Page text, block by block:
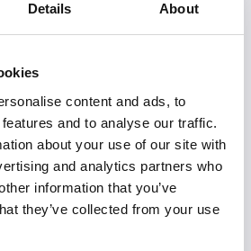
Details About
content and ads, to
and to analyse our traffic.
about your use of our site with
and analytics partners who
information that you’ve
they’ve collected from your use
Försök att få en
eller introduktion genom
utanför boxen och var
Ett videobrev eller en
kan göra att du sticker ut
inte upp om du inte får svar
det ta tid innan rätt
Fortsätt att skicka